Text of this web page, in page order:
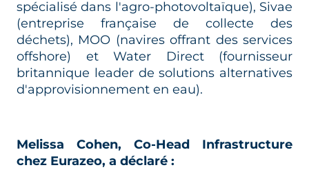
spécialisé dans l'agro-photovoltaïque), Sivae
(entreprise française de collecte des
déchets), MOO (navires offrant des services
offshore) et Water Direct (fournisseur
britannique leader de solutions alternatives
d'approvisionnement en eau).
Melissa Cohen, Co-Head Infrastructure
chez Eurazeo, a déclaré :